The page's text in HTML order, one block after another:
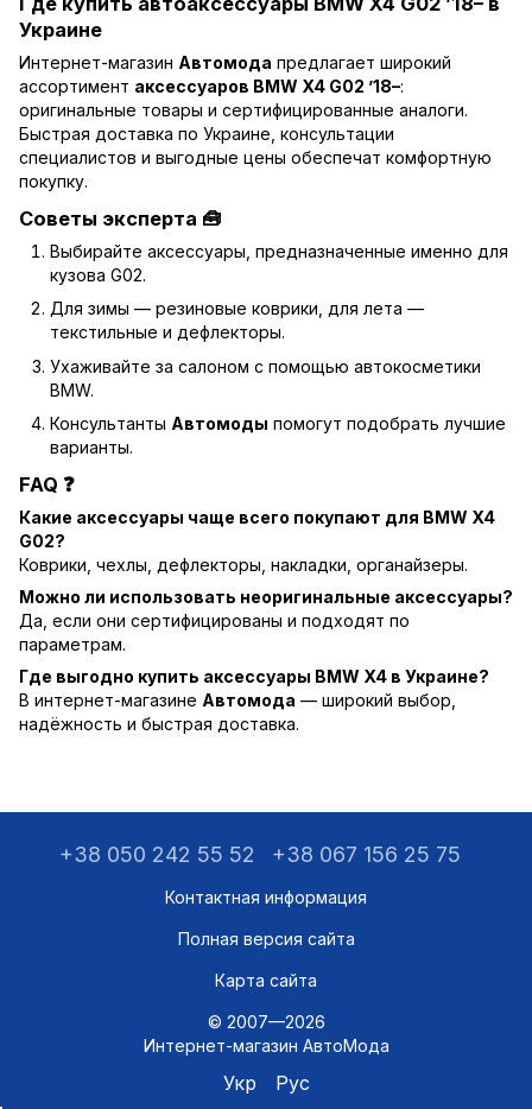
Украине
Интернет-магазин Автомода предлагает широкий
ассортимент аксессуаров BMW X4 G02 ’18–:
оригинальные товары и сертифицированные аналоги.
Быстрая доставка по Украине, консультации
специалистов и выгодные цены обеспечат комфортную
покупку.
Советы эксперта 🧰
Выбирайте аксессуары, предназначенные именно для
кузова G02.
Для зимы — резиновые коврики, для лета —
текстильные и дефлекторы.
Ухаживайте за салоном с помощью автокосметики
BMW.
Консультанты Автомоды помогут подобрать лучшие
варианты.
FAQ ❓
Какие аксессуары чаще всего покупают для BMW X4
G02?
Коврики, чехлы, дефлекторы, накладки, органайзеры.
Можно ли использовать неоригинальные аксессуары?
Да, если они сертифицированы и подходят по
параметрам.
Где выгодно купить аксессуары BMW X4 в Украине?
В интернет-магазине Автомода — широкий выбор,
надёжность и быстрая доставка.
+38 050 242 55 52 +38 067 156 25 75
Контактная информация
Полная версия сайта
Карта сайта
© 2007—2026
Интернет-магазин АвтоМода
Укр Рус